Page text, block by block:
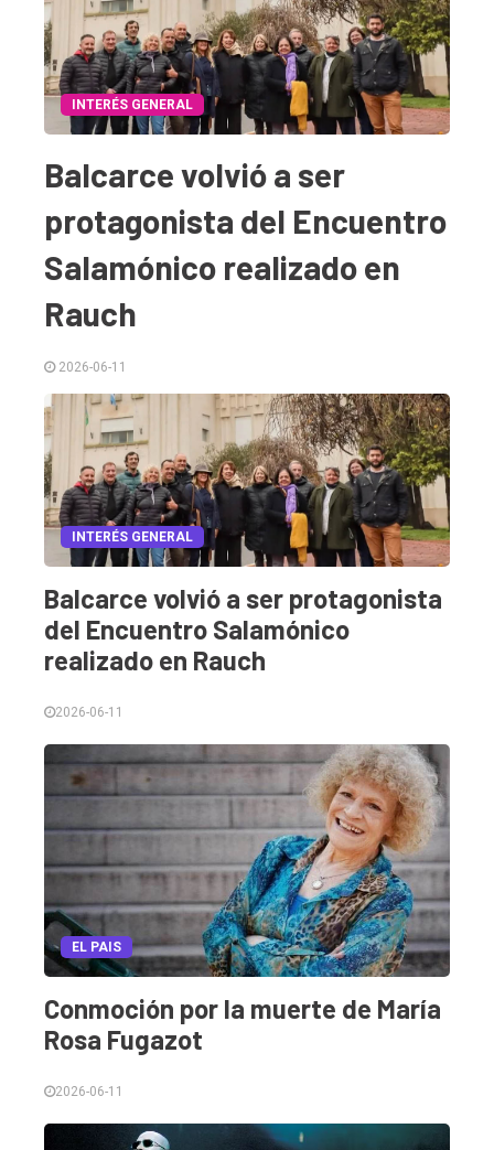
El
único
DIARIO
Balcarce
Tendencia
General
Política
Cultura
Entrevistas
Rural
Deportes
Fúnebres
Edición
Empresa
INTERÉS GENERAL
Balcarce volvió a ser
protagonista del Encuentro
Salamónico realizado en
Rauch
2026-06-11
INTERÉS GENERAL
Balcarce volvió a ser protagonista
del Encuentro Salamónico
realizado en Rauch
2026-06-11
EL PAIS
Conmoción por la muerte de María
Rosa Fugazot
2026-06-11